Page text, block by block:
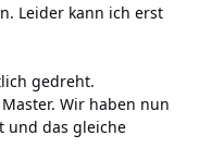
Leider kann ich erst
gedreht.
Wir haben nun
und das gleiche